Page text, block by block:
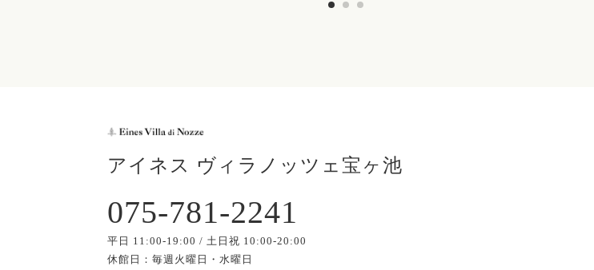
アイネス ヴィラノッツェ宝ヶ池
075-781-2241
平日 11:00-19:00 / 土日祝 10:00-20:00
休館日：毎週火曜日・水曜日